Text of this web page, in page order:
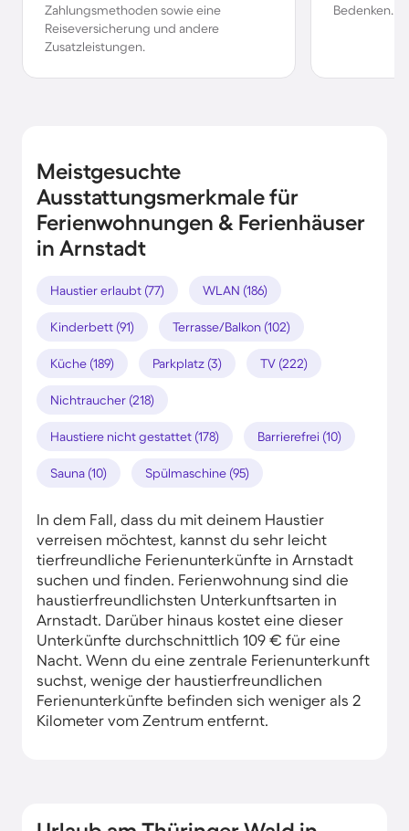
Zahlungsmethoden sowie eine
Reiseversicherung und andere
Zusatzleistungen.
Bedenken.
Meistgesuchte
Ausstattungsmerkmale für
Ferienwohnungen & Ferienhäuser
in Arnstadt
Haustier erlaubt (77) WLAN (186)
Kinderbett (91) Terrasse/Balkon (102)
Küche (189) Parkplatz (3) TV (222)
Nichtraucher (218)
Haustiere nicht gestattet (178) Barrierefrei (10)
Sauna (10) Spülmaschine (95)
In dem Fall, dass du mit deinem Haustier
verreisen möchtest, kannst du sehr leicht
tierfreundliche Ferienunterkünfte in Arnstadt
suchen und finden. Ferienwohnung sind die
haustierfreundlichsten Unterkunftsarten in
Arnstadt. Darüber hinaus kostet eine dieser
Unterkünfte durchschnittlich 109 € für eine
Nacht. Wenn du eine zentrale Ferienunterkunft
suchst, wenige der haustierfreundlichen
Ferienunterkünfte befinden sich weniger als 2
Kilometer vom Zentrum entfernt.